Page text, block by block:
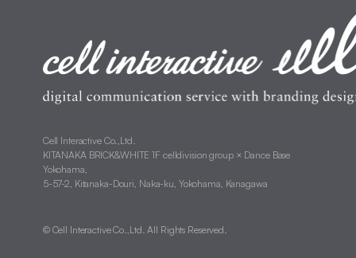
Cell Interactive Co.,Ltd.
KITANAKA BRICK&WHITE 1F celldivision group × Dance Base
Yokohama,
5-57-2, Kitanaka-Douri, Naka-ku, Yokohama, Kanagawa
© Cell Interactive Co.,Ltd. All Rights Reserved.